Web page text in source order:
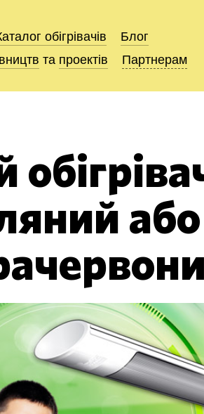
обігрівачів
Блог
та проектів Партнерам
обігрівачів
Блог
та проектів Партнерам
або